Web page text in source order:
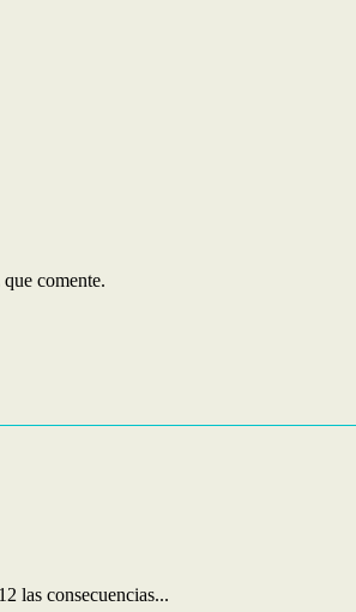
comente.
las consecuencias...